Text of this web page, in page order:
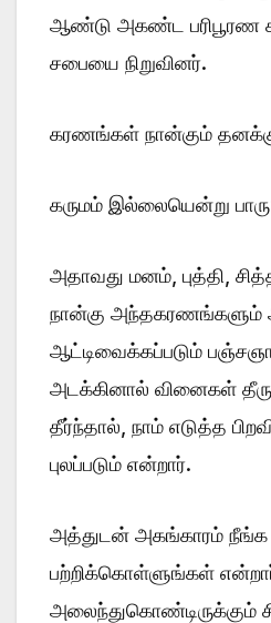
ஆண்டு அகண்ட பரிபூரண
சபையை நிறுவினர்.
கரணங்கள் நான்கும்
கருமம் இல்லையென்று
அதாவது மனம், புத்தி,
நான்கு அந்தகரணங்களும்
ஆட்டிவைக்கப்படும்
அடக்கினால் வினைகள்
தீர்ந்தால், நாம் எடுத்த
புலப்படும் என்றார்.
அத்துடன் அகங்காரம்
பற்றிக்கொள்ளுங்கள்
அலைந்துகொண்டிருக்கும்